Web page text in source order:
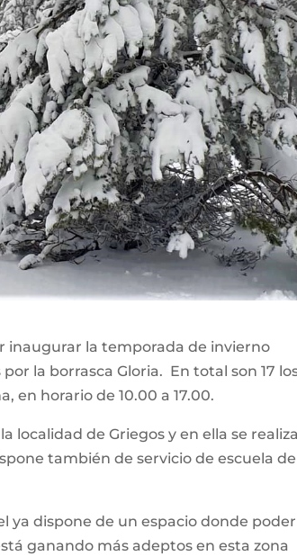
inaugurar la temporada de invierno
la borrasca Gloria. En total son 17
en horario de 10.00 a 17.00.
localidad de Griegos y en ella se
también de servicio de escuela de
ya dispone de un espacio donde poder
ganando más adeptos en esta zona